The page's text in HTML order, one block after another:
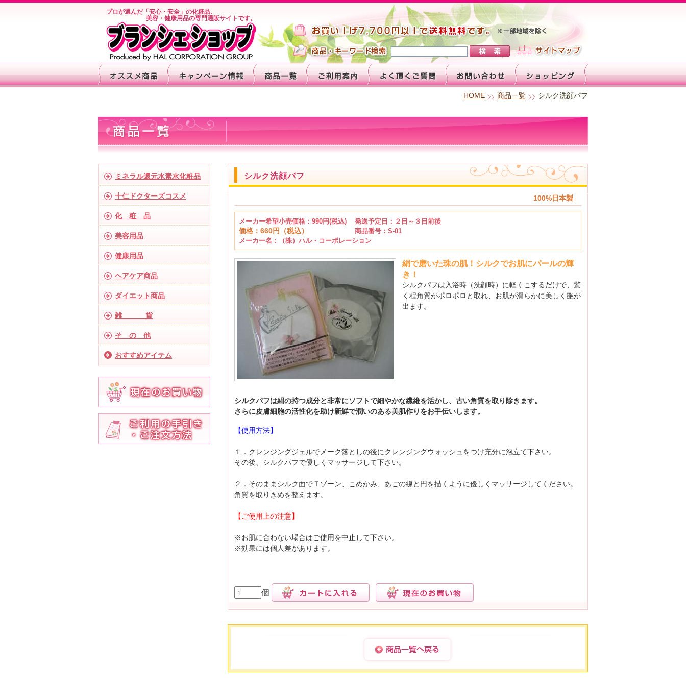
プロが選んだ「安心・安全」の化粧品、
美容・健康用品の専門通販サイトです。
HOME 商品一覧 シルク洗顔パフ
ミネラル還元水素水化粧品
十仁ドクターズコスメ
化 粧 品
美容用品
健康用品
ヘアケア商品
ダイエット商品
雑 貨
そ の 他
おすすめアイテム
シルク洗顔パフ
100%日本製
メーカー希望小売価格： 990円(税込)
価格：660円（税込）
発送予定日：２日～３日前後
商品番号：S-01
メーカー名：（株）ハル・コーポレーション
絹で磨いた珠の肌！シルクでお肌にパールの輝
き！
シルクパフは入浴時（洗顔時）に軽くこするだけで、驚
く程角質がポロポロと取れ、お肌が滑らかに美しく艶が
出ます。
シルクパフは絹の持つ成分と非常にソフトで細やかな繊維を活かし、古い角質を取り除きます。
さらに皮膚細胞の活性化を助け新鮮で潤いのある美肌作りをお手伝いします。
【使用方法】
１．クレンジングジェルでメーク落としの後にクレンジングウォッシュをつけ充分に泡立て下さい。
その後、シルクパフで優しくマッサージして下さい。
２．そのままシルク面でＴゾーン、こめかみ、あごの線と円を描くように優しくマッサージしてください。
角質を取りきめを整えます。
【ご使用上の注意】
※お肌に合わない場合はご使用を中止して下さい。
※効果には個人差があります。
個